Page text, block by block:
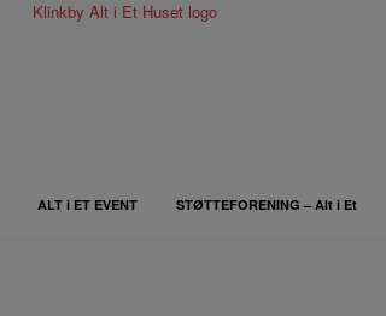
ALT i ET EVENT STØTTEFORENING – Alt i Et